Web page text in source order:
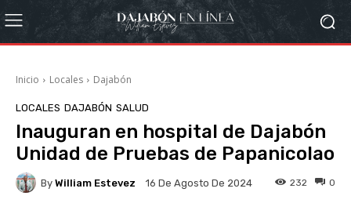
Inicio Locales Dajabón
LOCALES DAJABÓN SALUD
Inauguran en hospital de Dajabón
Unidad de Pruebas de Papanicolao
By William Estevez 16 De Agosto De 2024 0
232